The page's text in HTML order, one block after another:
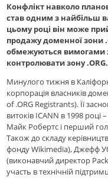
Конфлікт навколо
став одним з найбільш
цьому році він може
продажу доменної зони
обмежуються вимогами
контролювати зону .ORG.
Минулого тижня в
корпорація власників
of .ORG Registrants). Її
витоків ICANN в 1998
Майк Робертс і перший
Також до складу
фонду Wikimedia), Джефф
(виконавчий директор
участь в технічній